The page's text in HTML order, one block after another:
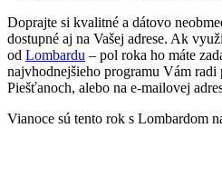
Doprajte si kvalitné a dátovo
dostupné aj na Vašej adrese. Ak
od Lombardu – pol roka ho máte
najvhodnejšieho programu Vám
Piešťanoch, alebo na e-mailovej
Vianoce sú tento rok s Lombardom